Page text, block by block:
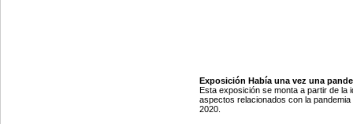
Exposición Había una vez una
Esta exposición se monta a partir de
aspectos relacionados con la
2020.